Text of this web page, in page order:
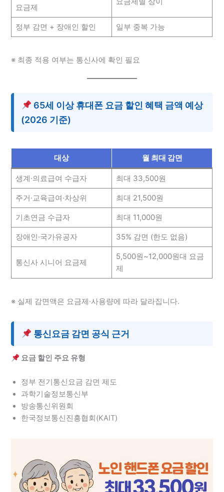
요금제
정부 감면 + 장애인 할인 일부 중복 가능
※ 최종 적용 여부는 통신사에 확인 필요
65세 이상 휴대폰 요금 할인 혜택 금액 예상
(2026 기준)
대상 월 최대 감면
생계·의료급여 수급자 최대 33,500원
주거·교육급여·차상위 최대 21,500원
기초연금 수급자 최대 11,000원
장애인·국가유공자 35% 감면 (한도 없음)
통신사 시니어 요금제
5,500원~12,000원대 요금
제
※ 실제 감면액은 요금제·사용량에 따라 달라집니다.
통신요금 감면 공식 근거
요금 할인 주요 유형
정부 전기통신요금 감면 제도
과학기술정보통신부
방송통신위원회
한국정보통신진흥협회(KAIT)